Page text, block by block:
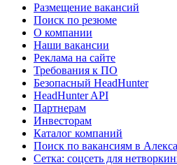
Размещение вакансий
Поиск по резюме
О компании
Наши вакансии
Реклама на сайте
Требования к ПО
Безопасный HeadHunter
HeadHunter API
Партнерам
Инвесторам
Каталог компаний
Поиск по вакансиям в
Сетка: соцсеть для